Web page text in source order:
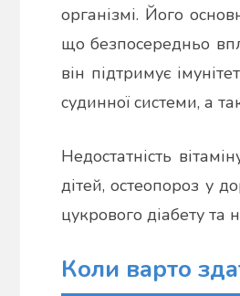
організмі. Його
що безпосередньо
він підтримує
судинної системи, а
Недостатність
дітей, остеопороз у
цукрового діабету та
Коли варто